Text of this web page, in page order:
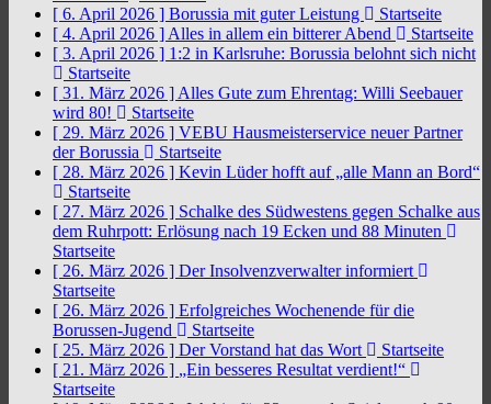
[ 6. April 2026 ] Borussia mit guter Leistung
Startseite
[ 4. April 2026 ] Alles in allem ein bitterer Abend
Startseite
[ 3. April 2026 ] 1:2 in Karlsruhe: Borussia belohnt sich nicht
Startseite
[ 31. März 2026 ] Alles Gute zum Ehrentag: Willi Seebauer
wird 80!
Startseite
[ 29. März 2026 ] VEBU Hausmeisterservice neuer Partner
der Borussia
Startseite
[ 28. März 2026 ] Kevin Lüder hofft auf „alle Mann an Bord“
Startseite
[ 27. März 2026 ] Schalke des Südwestens gegen Schalke aus
dem Ruhrpott: Erlösung nach 19 Ecken und 88 Minuten
Startseite
[ 26. März 2026 ] Der Insolvenzverwalter informiert
Startseite
[ 26. März 2026 ] Erfolgreiches Wochenende für die
Borussen-Jugend
Startseite
[ 25. März 2026 ] Der Vorstand hat das Wort
Startseite
[ 21. März 2026 ] „Ein besseres Resultat verdient!“
Startseite